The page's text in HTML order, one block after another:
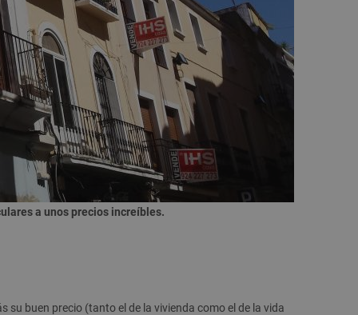
a unos precios increíbles.
su buen precio (tanto el de la vivienda como el de la vida